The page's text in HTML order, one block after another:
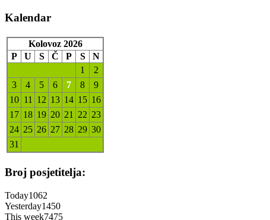
Kalendar
Kolovoz 2026
P
U S Č P S
N
1
2
3
4 5 6 7 8
9
10 11 12 13 14 15 16
17 18 19 20 21 22 23
24 25 26 27 28 29 30
31
Broj posjetitelja:
Today1062
Yesterday1450
This week7475